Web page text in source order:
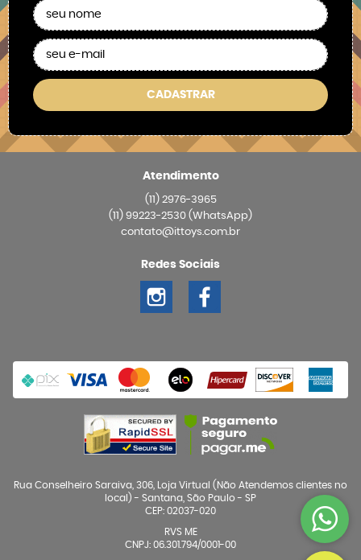
CADASTRAR
Atendimento
(11)2976-3965
(11) 99223-2530 (WhatsApp)
contato@ittoys.com.br
Redes Sociais
Rua Conselheiro Saraiva, 306, Loja Virtual (Não Atendemos clientes no
local) - Santana, São Paulo - SP
CEP: 02037-020
RVS ME
CNPJ: 06.301.794/0001-00